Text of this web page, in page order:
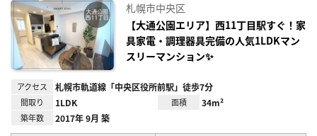
録
札幌市中央区
【大通公園エリア】西11丁目駅すぐ！家
具家電・調理器具完備の人気1LDKマン
スリーマンション✨
アクセス 札幌市軌道線「中央区役所前駅」徒歩7分
間取り 1LDK 面積 34m²
築年数 2017年 9月 築